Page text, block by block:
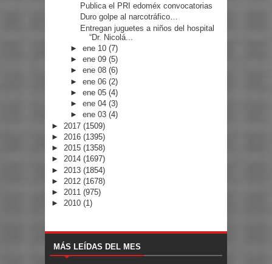
Publica el PRI edoméx convocatorias
Duro golpe al narcotráfico…
Entregan juguetes a niños del hospital
“Dr. Nicolá...
►ene 10(7)
►ene 09(5)
►ene 08(6)
►ene 06(2)
►ene 05(4)
►ene 04(3)
►ene 03(4)
► 2017 (1509)
► 2016 (1395)
► 2015 (1358)
► 2014 (1697)
► 2013 (1854)
► 2012 (1678)
► 2011 (975)
► 2010 (1)
MÁS LEÍDAS DEL MES